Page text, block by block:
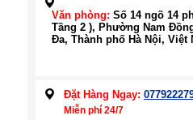
Văn phòng: Số 14 ngõ 14
Tầng 2 ), Phường Nam
Đa, Thành phố Hà Nội, Việt
Đặt Hàng Ngay:
Miễn phí 24/7